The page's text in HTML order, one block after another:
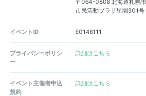
〒064-0808 北海道札幌
市民活動プラザ星園301号
イベントID E0146111
プライバシーポリシ
ー
詳細はこちら
イベント主催者申込
規約
詳細はこちら